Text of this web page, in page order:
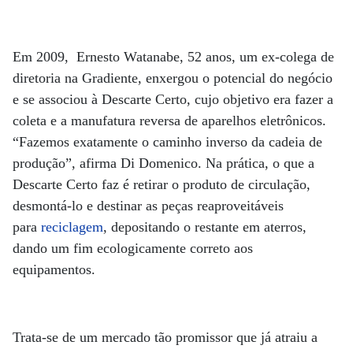
Em 2009, Ernesto Watanabe, 52 anos, um ex-colega de
diretoria na Gradiente, enxergou o potencial do negócio
e se associou à Descarte Certo, cujo objetivo era fazer a
coleta e a manufatura reversa de aparelhos eletrônicos.
“Fazemos exatamente o caminho inverso da cadeia de
produção”, afirma Di Domenico. Na prática, o que a
Descarte Certo faz é retirar o produto de circulação,
desmontá-lo e destinar as peças reaproveitáveis
para reciclagem, depositando o restante em aterros,
dando um fim ecologicamente correto aos
equipamentos.
Trata-se de um mercado tão promissor que já atraiu a